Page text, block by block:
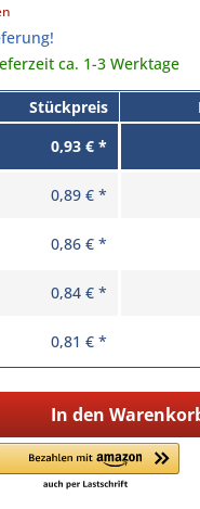
ca. 1-3 Werktage
Stückpreis
0,93 € *
0,89 € *
0,86 € *
0,84 € *
0,81 € *
In den